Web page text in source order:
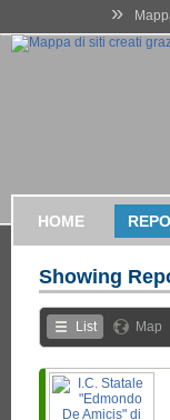
»
HOME
Showing
List Map